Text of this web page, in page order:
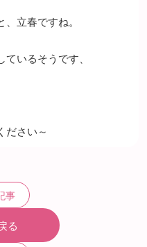
立春ですね。
いるそうです、
ださい～
事
る